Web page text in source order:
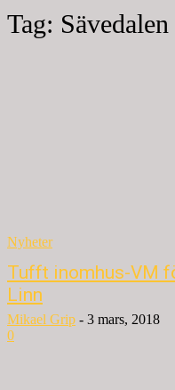
Tag: Sävedalen
Nyheter
Tufft inomhus-VM
Linn
Mikael Grip - 3 mars, 2018
0